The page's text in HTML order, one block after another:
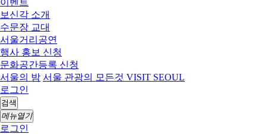
이벤트
보신각 소개
수문장 교대
서울거리공연
행사 홍보 신청
문화공간등록 신청
서울의 밤 서울 관광의 모든것 VISIT SEOUL
로그인
검색
메뉴열기
로그인